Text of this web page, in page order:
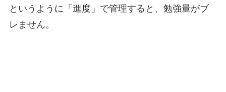
というように「進度」で管理すると、勉強量がブ
レません。